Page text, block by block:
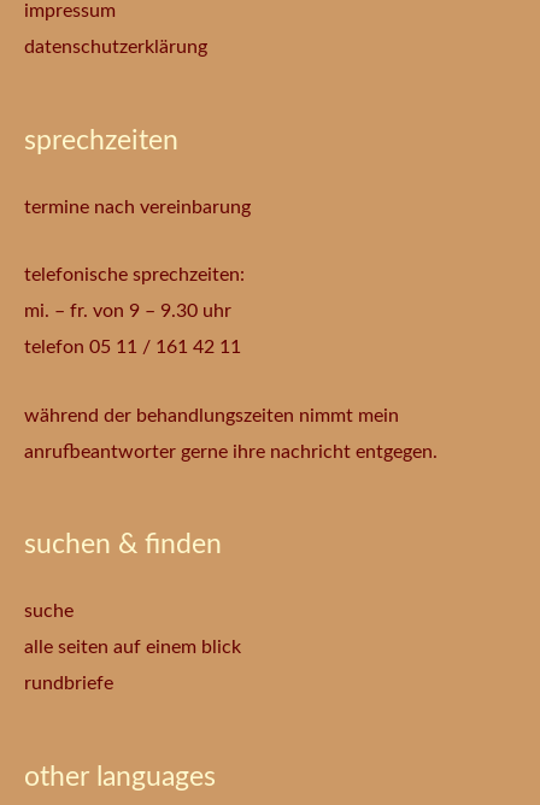
impressum
datenschutzerklärung
sprechzeiten
termine nach vereinbarung
telefonische sprechzeiten:
mi. – fr. von 9 – 9.30 uhr
telefon 05 11 / 161 42 11
während der behandlungszeiten nimmt mein
anrufbeantworter gerne ihre nachricht entgegen.
suchen & finden
suche
alle seiten auf einem blick
rundbriefe
other languages